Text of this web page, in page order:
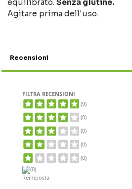
equilibrato. Senza glutine.
Agitare prima dell'uso.
Recensioni
FILTRA RECENSIONI
(9)
(0)
(0)
(0)
(0)
(0)
Reimposta